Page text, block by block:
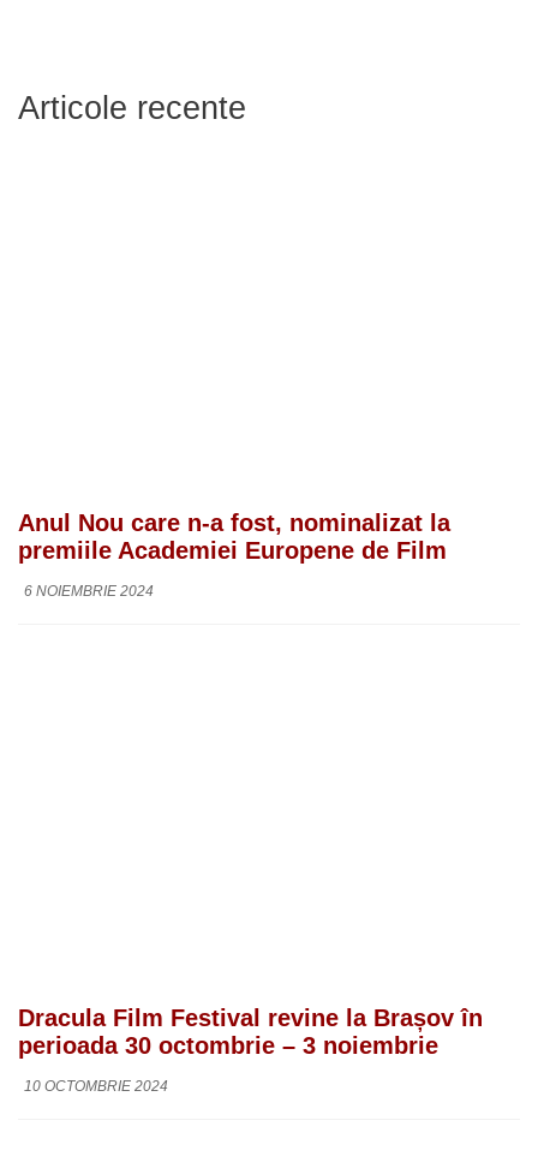
Articole recente
Anul Nou care n-a fost, nominalizat la
premiile Academiei Europene de Film
6 NOIEMBRIE 2024
Dracula Film Festival revine la Brașov în
perioada 30 octombrie – 3 noiembrie
10 OCTOMBRIE 2024